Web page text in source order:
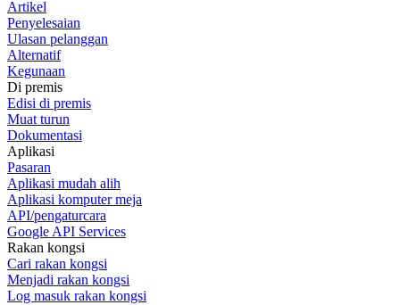
Artikel
Penyelesaian
Ulasan pelanggan
Alternatif
Kegunaan
Di premis
Edisi di premis
Muat turun
Dokumentasi
Aplikasi
Pasaran
Aplikasi mudah alih
Aplikasi komputer meja
API/pengaturcara
Google API Services
Rakan kongsi
Cari rakan kongsi
Menjadi rakan kongsi
Log masuk rakan kongsi